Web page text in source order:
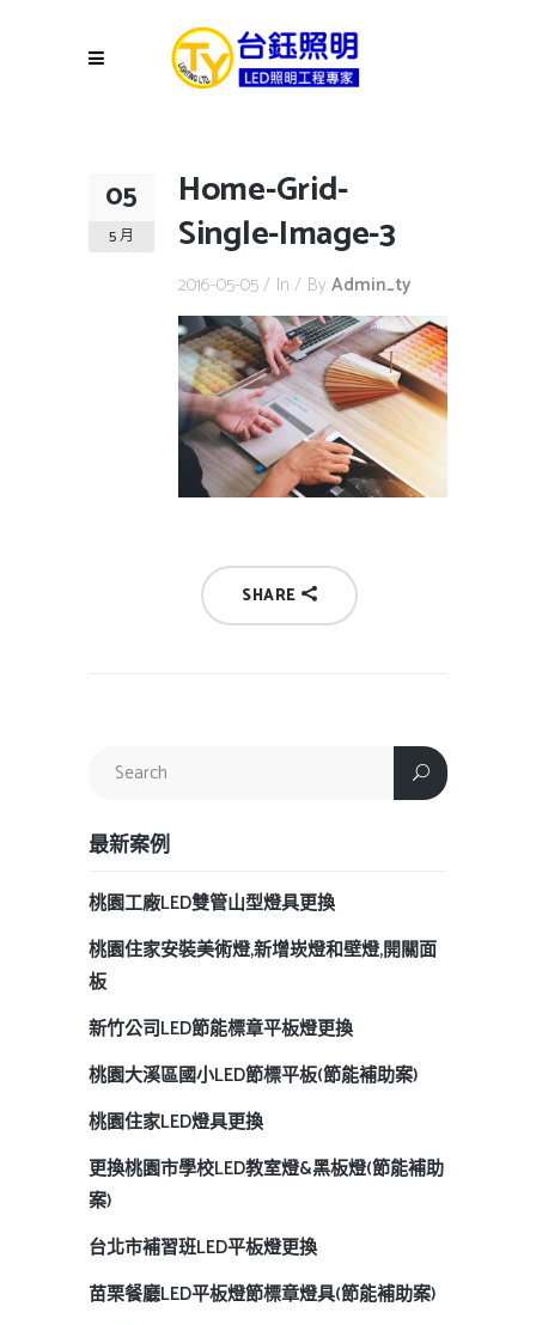
05
5 月
Home-Grid-
Single-Image-3
2016-05-05 In By Admin_ty
SHARE
最新案例
桃園工廠LED雙管山型燈具更換
桃園住家安裝美術燈,新增崁燈和壁燈,開關面
板
新竹公司LED節能標章平板燈更換
桃園大溪區國小LED節標平板(節能補助案)
桃園住家LED燈具更換
更換桃園市學校LED教室燈&黑板燈(節能補助
案)
台北市補習班LED平板燈更換
苗栗餐廳LED平板燈節標章燈具(節能補助案)